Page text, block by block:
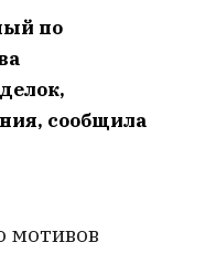
по
сообщила
мотивов